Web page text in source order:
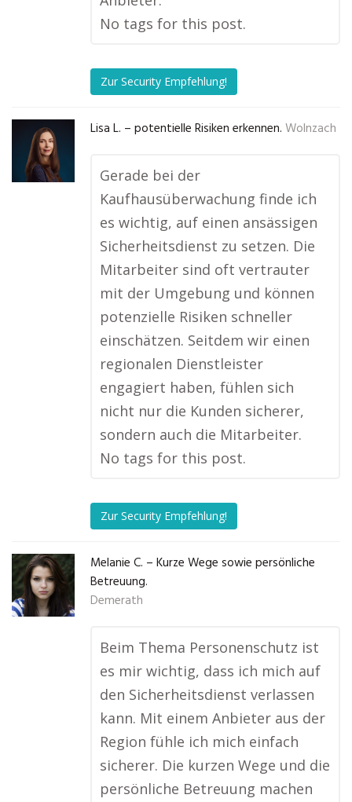
No tags for this post.
Zur Security Empfehlung!
Lisa L. – potentielle Risiken erkennen. Wolnzach
Gerade bei der
Kaufhausüberwachung finde ich
es wichtig, auf einen ansässigen
Sicherheitsdienst zu setzen. Die
Mitarbeiter sind oft vertrauter
mit der Umgebung und können
potenzielle Risiken schneller
einschätzen. Seitdem wir einen
regionalen Dienstleister
engagiert haben, fühlen sich
nicht nur die Kunden sicherer,
sondern auch die Mitarbeiter.
No tags for this post.
Zur Security Empfehlung!
Melanie C. – Kurze Wege sowie persönliche
Betreuung.
Demerath
Beim Thema Personenschutz ist
es mir wichtig, dass ich mich auf
den Sicherheitsdienst verlassen
kann. Mit einem Anbieter aus der
Region fühle ich mich einfach
sicherer. Die kurzen Wege und die
persönliche Betreuung machen